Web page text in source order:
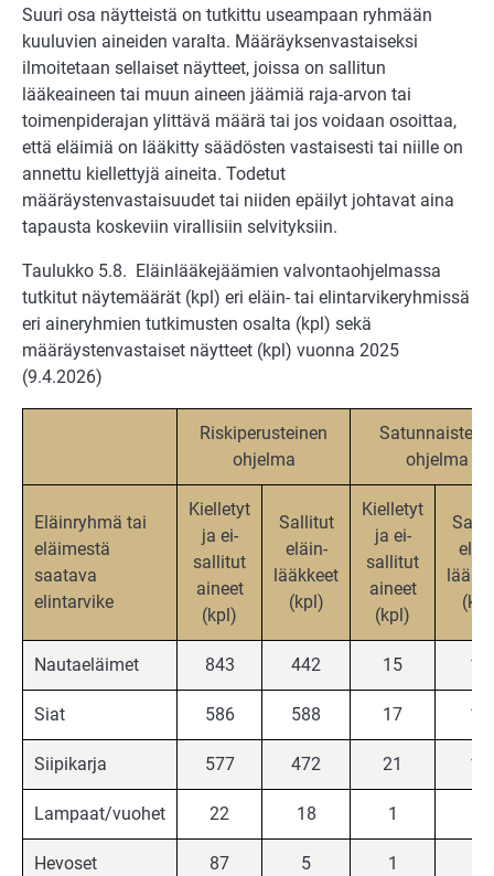
Suuri osa näytteistä on tutkittu useampaan ryhmään
kuuluvien aineiden varalta. Määräyksenvastaiseksi
ilmoitetaan sellaiset näytteet, joissa on sallitun
lääkeaineen tai muun aineen jäämiä raja-arvon tai
toimenpiderajan ylittävä määrä tai jos voidaan osoittaa,
että eläimiä on lääkitty säädösten vastaisesti tai niille on
annettu kiellettyjä aineita. Todetut
määräystenvastaisuudet tai niiden epäilyt johtavat aina
tapausta koskeviin virallisiin selvityksiin.
Taulukko 5.8. Eläinlääkejäämien valvontaohjelmassa
tutkitut näytemäärät (kpl) eri eläin- tai elintarvikeryhmissä
eri aineryhmien tutkimusten osalta (kpl) sekä
määräystenvastaiset näytteet (kpl) vuonna 2025
(9.4.2026)
Riskiperusteinen
ohjelma
Satunnaistettu
ohjelma
Eläinryhmä tai
eläimestä
saatava
elintarvike
Kielletyt
ja ei-
sallitut
aineet
(kpl)
Sallitut
eläin-
lääkkeet
(kpl)
Kielletyt
ja ei-
sallitut
aineet
(kpl)
Nautaeläimet 843 442 15 10
Siat 586 588 17 15
Siipikarja 577 472 21 18
Lampaat/vuohet 22 18 1
Hevoset 87 5 1